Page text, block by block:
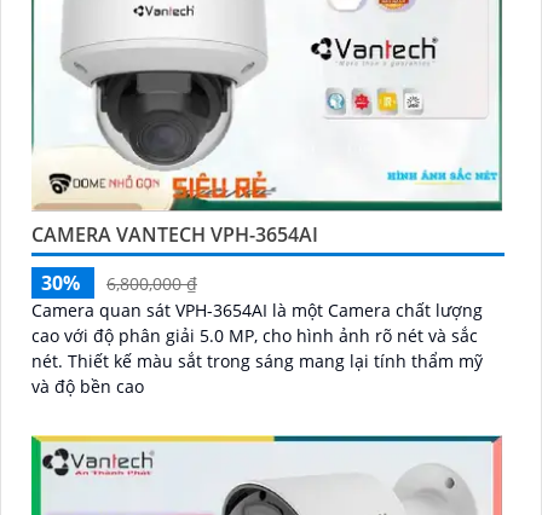
CAMERA VANTECH VPH-3654AI
30%
6,800,000 ₫
Camera quan sát VPH-3654AI là một Camera chất lượng
cao với độ phân giải 5.0 MP, cho hình ảnh rõ nét và sắc
nét. Thiết kế màu sắt trong sáng mang lại tính thẩm mỹ
và độ bền cao